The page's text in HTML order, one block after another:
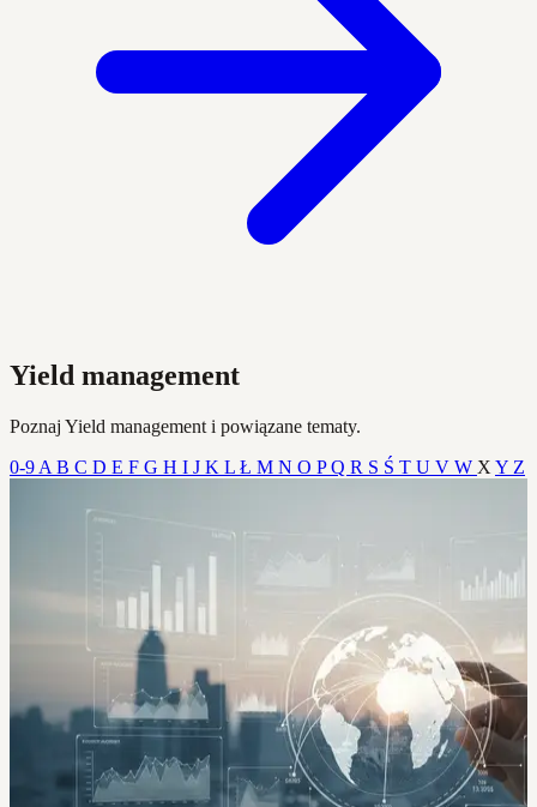
Yield management
Poznaj Yield management i powiązane tematy.
0-9 A B C D E F G H I J K L Ł M N O PQ R S Ś T U V W X Y Z